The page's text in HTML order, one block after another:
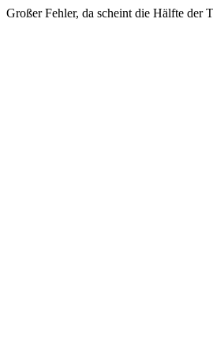
Großer Fehler, da scheint die Hälfte der